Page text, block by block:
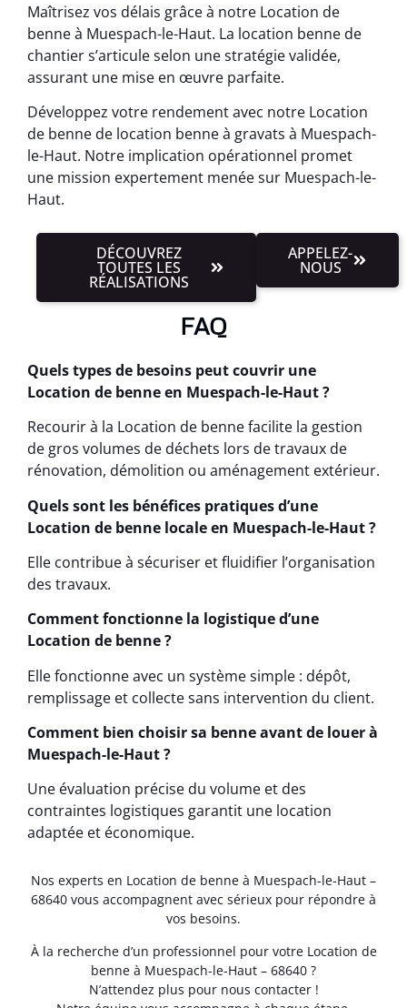
Maîtrisez vos délais grâce à notre Location de
benne à Muespach-le-Haut. La location benne de
chantier s’articule selon une stratégie validée,
assurant une mise en œuvre parfaite.
Développez votre rendement avec notre Location
de benne de location benne à gravats à Muespach-
le-Haut. Notre implication opérationnel promet
une mission expertement menée sur Muespach-le-
Haut.
DÉCOUVREZ
TOUTES LES
RÉALISATIONS
APPELEZ-
NOUS
FAQ
Quels types de besoins peut couvrir une
Location de benne en Muespach-le-Haut ?
Recourir à la Location de benne facilite la gestion
de gros volumes de déchets lors de travaux de
rénovation, démolition ou aménagement extérieur.
Quels sont les bénéfices pratiques d’une
Location de benne locale en Muespach-le-Haut ?
Elle contribue à sécuriser et fluidifier l’organisation
des travaux.
Comment fonctionne la logistique d’une
Location de benne ?
Elle fonctionne avec un système simple : dépôt,
remplissage et collecte sans intervention du client.
Comment bien choisir sa benne avant de louer à
Muespach-le-Haut ?
Une évaluation précise du volume et des
contraintes logistiques garantit une location
adaptée et économique.
Nos experts en Location de benne à Muespach-le-Haut –
68640 vous accompagnent avec sérieux pour répondre à
vos besoins.
À la recherche d’un professionnel pour votre Location de
benne à Muespach-le-Haut – 68640 ?
N’attendez plus pour nous contacter !